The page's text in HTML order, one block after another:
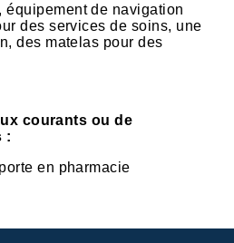
équipement de navigation
des services de soins, une
des matelas pour des
courants ou de
:
en pharmacie